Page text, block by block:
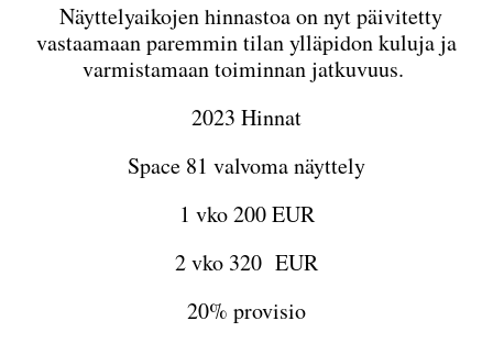
Näyttelyaikojen hinnastoa on nyt päivitetty
vastaamaan paremmin tilan ylläpidon kuluja ja
varmistamaan toiminnan jatkuvuus.
2023 Hinnat
Space 81 valvoma näyttely
1 vko 200 EUR
2 vko 320 EUR
20% provisio